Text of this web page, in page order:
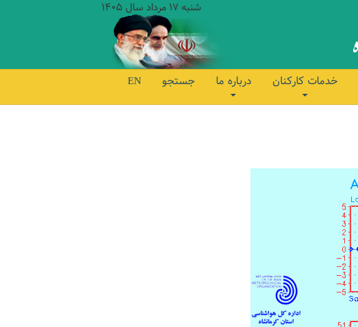
شنبه 17 مرداد سال 1405
خدمات کارکنان درباره ما جستجو EN